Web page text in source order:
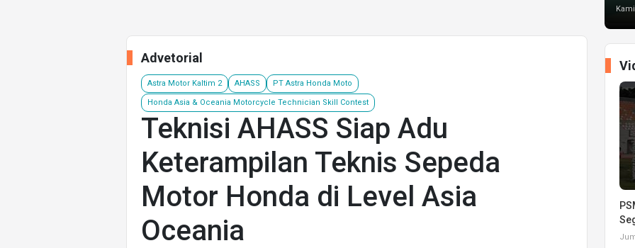
Advetorial
Astra Motor Kaltim 2 AHASS PT Astra Honda Moto
Honda Asia & Oceania Motorcycle Technician Skill Contest
Teknisi AHASS Siap Adu
Keterampilan Teknis Sepeda
Motor Honda di Level Asia
Oceania